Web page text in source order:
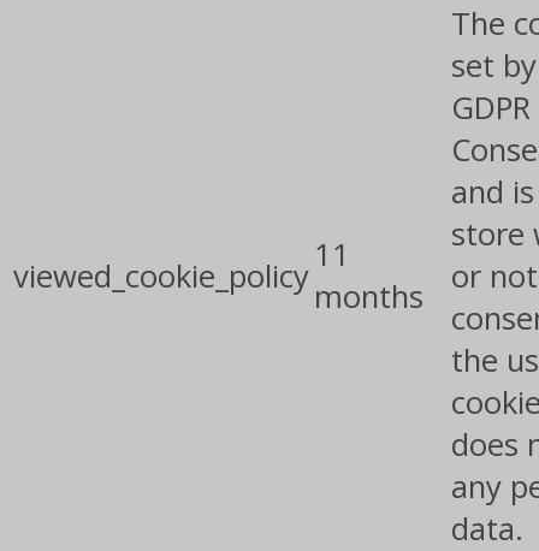
viewed_cookie_policy
11
months
The
set
and
store
or
the
does
any
data.